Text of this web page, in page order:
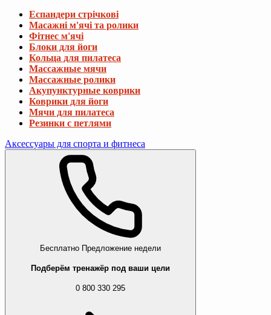
Еспандери стрічкові
Масажні м'ячі та ролики
Фітнес м'ячі
Блоки для йоги
Кольца для пилатеса
Массажные мячи
Массажные ролики
Акупунктурные коврики
Коврики для йоги
Мячи для пилатеса
Резинки с петлями
Аксессуары для спорта и фитнеса
Бесплатно Предложение недели
Подберём тренажёр под ваши цели
0 800 330 295